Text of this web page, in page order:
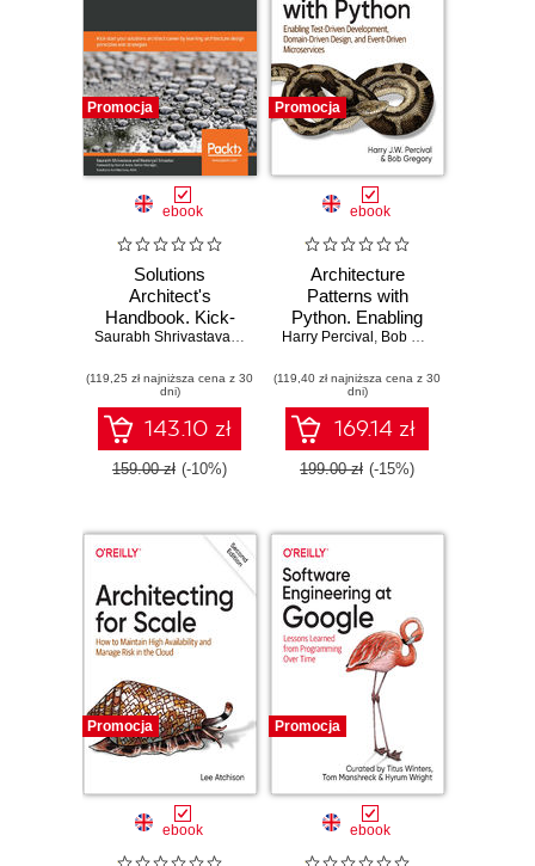
Promocja
ebook
Solutions
Architect's
Handbook. Kick-
start your solutions
learning
architecture design
principles and
strategies
Saurabh Shrivastava
,Neelanjali Srivastav
(119,25 zł najniższa cena z 30
dni)
143.10 zł
159.00 zł (-10%)
Promocja
ebook
Architecture
Patterns with
Python. Enabling
Test-Driven
Domain-Driven
Design, and Event-
Driven
Microservices
Harry Percival , Bob Gregory
(119,40 zł najniższa cena z 30
dni)
169.14 zł
199.00 zł (-15%)
Promocja
ebook
Promocja
ebook